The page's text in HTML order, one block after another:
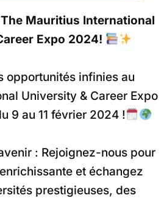
Mauritius International
Expo 2024!
opportunités infinies au
University & Career Expo
9 au 11 février 2024 !
: Rejoignez-nous pour
et échangez
prestigieuses, des